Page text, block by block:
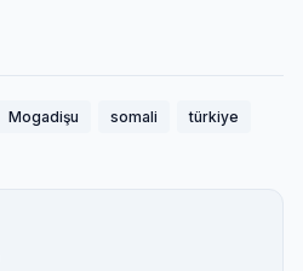
Mogadişu somali türkiye